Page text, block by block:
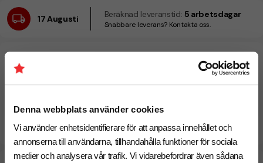
Denna webbplats använder cookies
Vi använder enhetsidentifierare för att anpassa innehållet och
annonserna till användarna, tillhandahålla funktioner för sociala
medier och analysera vår trafik. Vi vidarebefordrar även sådana
17 Augusti Beräknad leveranstid: 5 arbetsdagar
Snabbare leverans? Kontakta oss.